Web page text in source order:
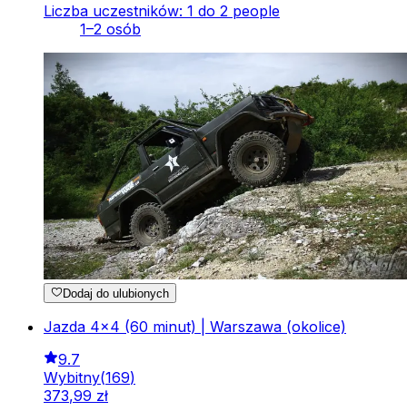
Liczba uczestników: 1 do 2 people
1–2 osób
Dodaj do ulubionych
Jazda 4x4 (60 minut) | Warszawa (okolice)
9.7
Wybitny(169)
373,99 zł